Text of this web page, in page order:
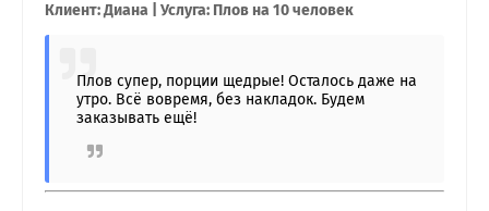
Клиент: Диана | Услуга: Плов на 10 человек
Плов супер, порции щедрые! Осталось даже на
утро. Всё вовремя, без накладок. Будем
заказывать ещё!